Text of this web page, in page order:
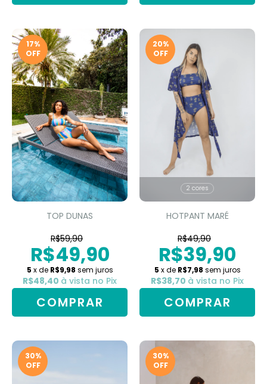
17%
OFF
TOP DUNAS
R$59,90
R$49,90
5 x de R$9,98 sem juros
R$48,40 à vista no Pix
COMPRAR
20%
OFF
2 cores
HOTPANT MARÉ
R$49,90
R$39,90
5 x de R$7,98 sem juros
R$38,70 à vista no Pix
COMPRAR
30%
OFF
30%
OFF